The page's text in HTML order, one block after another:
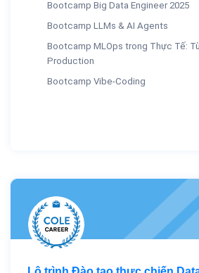
Bootcamp Big Data Engineer 2025
Bootcamp LLMs & AI Agents
Bootcamp MLOps trong Thực Tế:
Production
Bootcamp Vibe-Coding